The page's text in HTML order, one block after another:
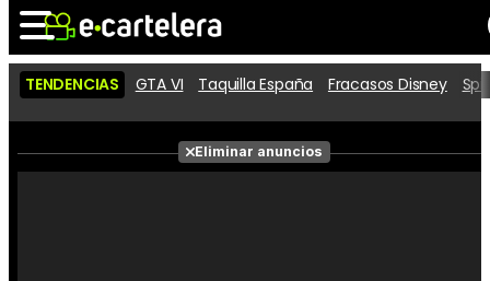
Noticias Cartelera
Películas
TENDENCIAS GTA VI Taquilla España Fracasos Disney
Eliminar anuncios